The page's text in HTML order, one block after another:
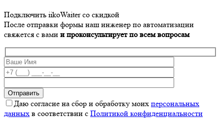
Подключить iikoWaiter со скидкой
После отправки формы наш инженер по автоматизации
свяжется с вами и проконсультирует по всем вопросам
Даю согласие на сбор и обработку моих персональных
данных в соответствии с Политикой конфиденциальности